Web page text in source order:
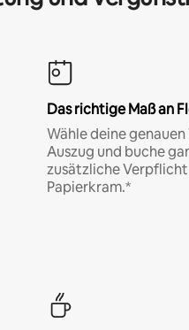
Das richtige Maß an
Wähle deine
Auszug und buche
zusätzliche
Papierkram.*